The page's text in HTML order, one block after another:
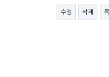
수정 삭제